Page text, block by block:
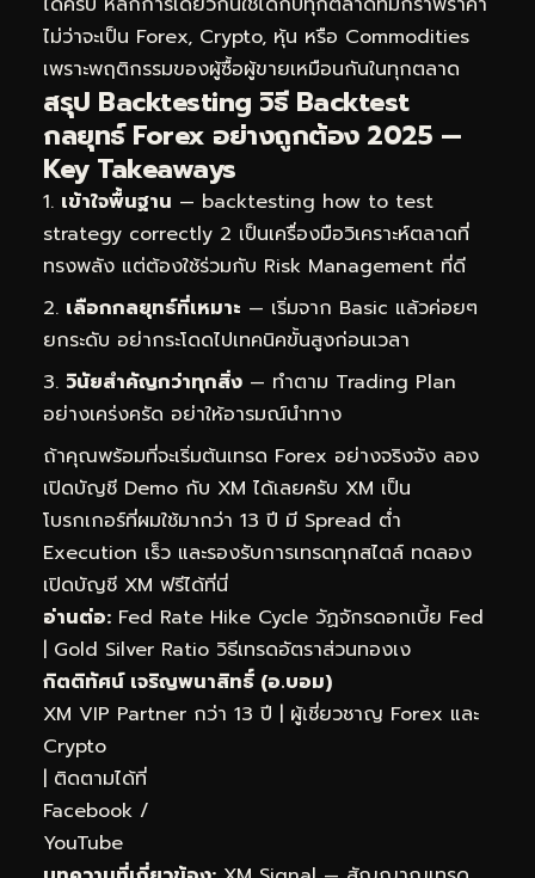
ไม่ว่าจะเป็น Forex, Crypto, หุ้น หรือ Commodities
เพราะพฤติกรรมของผู้ซื้อผู้ขายเหมือนกันในทุกตลาด
สรุป Backtesting วิธี Backtest
กลยุทธ์ Forex อย่างถูกต้อง 2025 —
Key Takeaways
เข้าใจพื้นฐาน — backtesting how to test
strategy correctly 2 เป็นเครื่องมือวิเคราะห์ตลาดที่
ทรงพลัง แต่ต้องใช้ร่วมกับ Risk Management ที่ดี
เลือกกลยุทธ์ที่เหมาะ — เริ่มจาก Basic แล้วค่อยๆ
ยกระดับ อย่ากระโดดไปเทคนิคขั้นสูงก่อนเวลา
วินัยสำคัญกว่าทุกสิ่ง — ทำตาม Trading Plan
อย่างเคร่งครัด อย่าให้อารมณ์นำทาง
ถ้าคุณพร้อมที่จะเริ่มต้นเทรด Forex อย่างจริงจัง ลอง
เปิดบัญชี Demo กับ XM ได้เลยครับ XM เป็น
โบรกเกอร์ที่ผมใช้มากว่า 13 ปี มี Spread ต่ำ
Execution เร็ว และรองรับการเทรดทุกสไตล์ ทดลอง
เปิดบัญชี XM ฟรีได้ที่นี่
อ่านต่อ: Fed Rate Hike Cycle วัฏจักรดอกเบี้ย Fed
Gold Silver Ratio วิธีเทรดอัตราส่วนทองเง
กิตติทัศน์ เจริญพนาสิทธิ์ (อ.บอม)
XM VIP Partner กว่า 13 ปี | ผู้เชี่ยวชาญ Forex และ
Crypto
| ติดตามได้ที่
Facebook /
YouTube